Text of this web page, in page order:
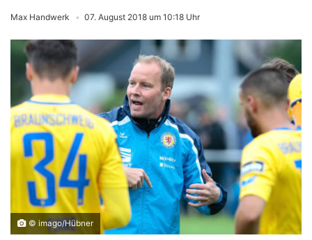
Max Handwerk 07. August 2018 um 10:18 Uhr
© imago/Hübner